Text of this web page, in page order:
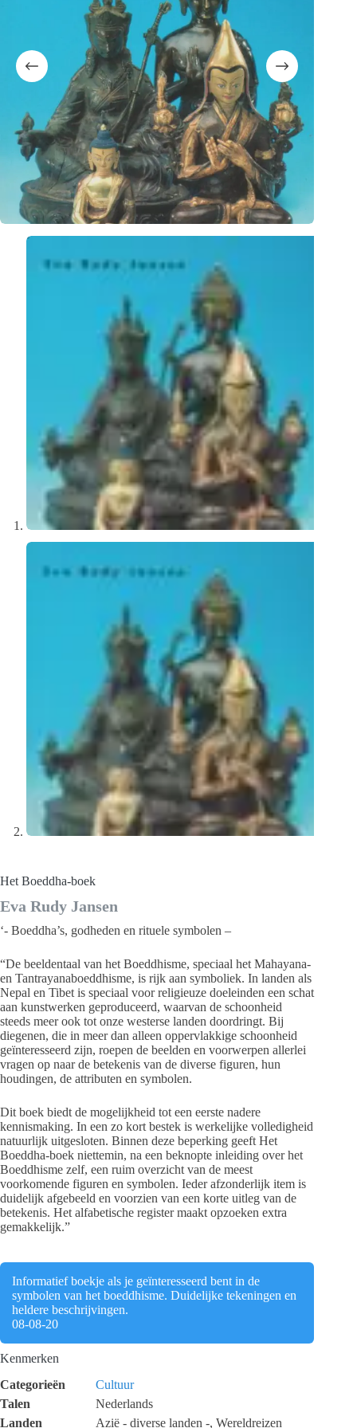
Het Boeddha-boek
Eva Rudy Jansen
‘- Boeddha’s, godheden en rituele symbolen –
“De beeldentaal van het Boeddhisme, speciaal het Mahayana-
en Tantrayanaboeddhisme, is rijk aan symboliek. In landen als
Nepal en Tibet is speciaal voor religieuze doeleinden een schat
aan kunstwerken geproduceerd, waarvan de schoonheid
steeds meer ook tot onze westerse landen doordringt. Bij
diegenen, die in meer dan alleen oppervlakkige schoonheid
geïnteresseerd zijn, roepen de beelden en voorwerpen allerlei
vragen op naar de betekenis van de diverse figuren, hun
houdingen, de attributen en symbolen.
Dit boek biedt de mogelijkheid tot een eerste nadere
kennismaking. In een zo kort bestek is werkelijke volledigheid
natuurlijk uitgesloten. Binnen deze beperking geeft Het
Boeddha-boek niettemin, na een beknopte inleiding over het
Boeddhisme zelf, een ruim overzicht van de meest
voorkomende figuren en symbolen. Ieder afzonderlijk item is
duidelijk afgebeeld en voorzien van een korte uitleg van de
betekenis. Het alfabetische register maakt opzoeken extra
gemakkelijk.”
Informatief boekje als je geïnteresseerd bent in de
symbolen van het boeddhisme. Duidelijke tekeningen en
heldere beschrijvingen.
08-08-20
Kenmerken
Categorieën
Cultuur
Talen
Nederlands
Landen
Azië - diverse landen -, Wereldreizen